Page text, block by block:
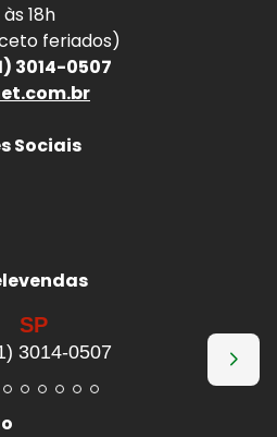
18h
feriados)
3014-0507
Sociais
SP
3014-0507